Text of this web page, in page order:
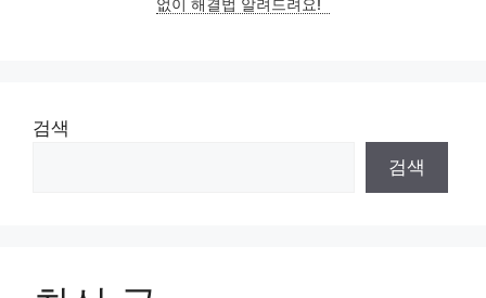
없이 해결법 알려드려요!
검색
검색